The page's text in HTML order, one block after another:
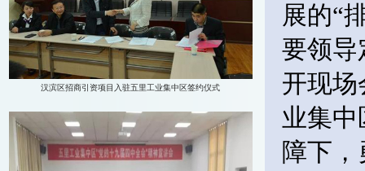
展的“
要领导
开现
业集
障下